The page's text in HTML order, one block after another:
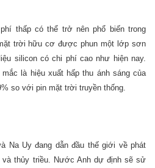
thấp có thể trở nên phổ biến trong
trời hữu cơ được phun một lớp sơn
silicon có chi phí cao như hiện nay.
là hiệu xuất hấp thu ánh sáng của
so với pin mặt trời truyền thống.
Na Uy đang dẫn đầu thế giới về phát
thủy triều. Nước Anh dự định sẽ sử